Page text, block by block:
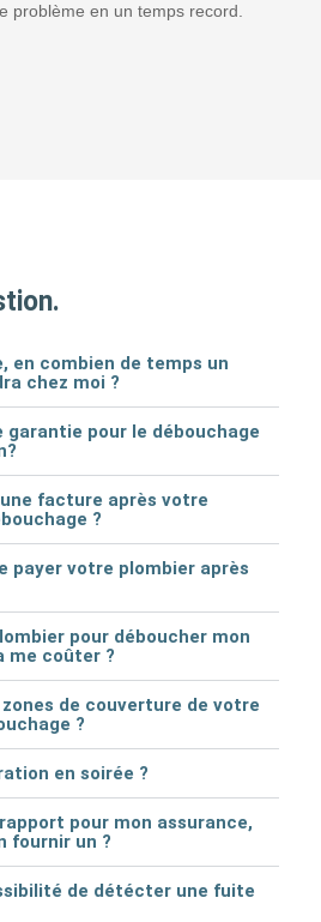
problème en un temps record.
en combien de temps un
chez moi ?
garantie pour le débouchage
facture après votre
?
payer votre plombier après
pour déboucher mon
me coûter ?
de couverture de votre
?
en soirée ?
pour mon assurance,
fournir un ?
de détécter une fuite